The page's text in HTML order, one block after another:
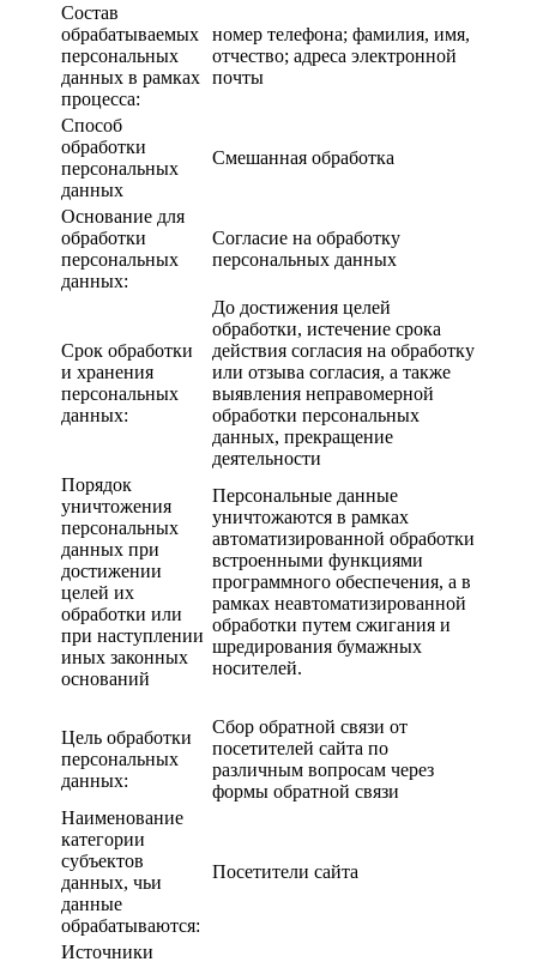
Состав
обрабатываемых
персональных
данных в рамках
процесса:
номер телефона; фамилия, имя,
отчество; адреса электронной
почты
Способ
обработки
персональных
данных
Смешанная обработка
Основание для
обработки
персональных
данных:
Согласие на обработку
персональных данных
Срок обработки
и хранения
персональных
данных:
До достижения целей
обработки, истечение срока
действия согласия на обработку
или отзыва согласия, а также
выявления неправомерной
обработки персональных
данных, прекращение
деятельности
Порядок
уничтожения
персональных
данных при
достижении
целей их
обработки или
при наступлении
иных законных
оснований
Персональные данные
уничтожаются в рамках
автоматизированной обработки
встроенными функциями
программного обеспечения, а в
рамках неавтоматизированной
обработки путем сжигания и
шредирования бумажных
носителей.
Цель обработки
персональных
данных:
Сбор обратной связи от
посетителей сайта по
различным вопросам через
формы обратной связи
Наименование
категории
субъектов
данных, чьи
данные
обрабатываются:
Посетители сайта
Источники